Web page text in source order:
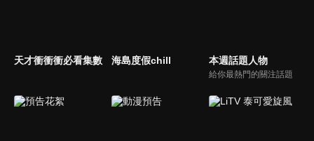
天才衝衝衝必看集數 海島度假chill 本週話題人物
給你最熱門的關注話題